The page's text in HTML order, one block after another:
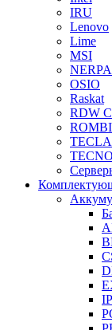
IRU
Lenovo
Lime
MSI
NERPA
OSIO
Raskat
RDW
TECNO